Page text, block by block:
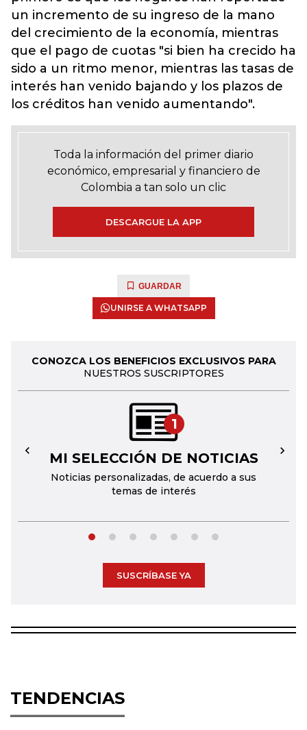
un incremento de su ingreso de la mano
del crecimiento de la economía, mientras
que el pago de cuotas "si bien ha crecido ha
sido a un ritmo menor, mientras las tasas de
interés han venido bajando y los plazos de
los créditos han venido aumentando".
Toda la información del primer diario
económico, empresarial y financiero de
Colombia a tan solo un clic
DESCARGUE LA APP
GUARDAR
UNIRSE A WHATSAPP
CONOZCA LOS BENEFICIOS EXCLUSIVOS PARA
NUESTROS SUSCRIPTORES
1
MI SELECCIÓN DE NOTICIAS
Noticias personalizadas, de acuerdo a sus
temas de interés
← →
SUSCRÍBASE YA
TENDENCIAS